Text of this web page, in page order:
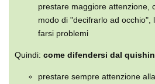
prestare maggiore attenzione,
modo di "decifrarlo ad occhio",
farsi problemi
Quindi: come difendersi dal
prestare sempre attenzione alla